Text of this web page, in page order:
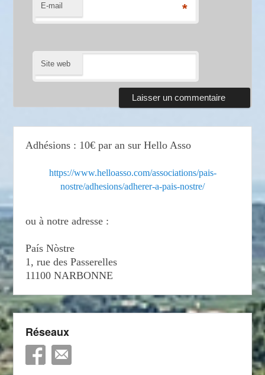
E-mail *
Site web
Adhésions : 10€ par an sur Hello Asso
https://www.helloasso.com/associations/pais-
nostre/adhesions/adherer-a-pais-nostre/
ou à notre adresse :
País Nòstre
1, rue des Passerelles
11100 NARBONNE
Réseaux